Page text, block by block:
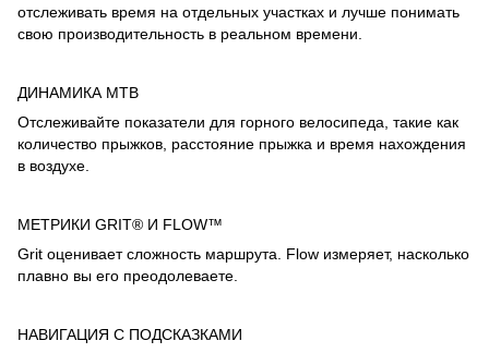
отслеживать время на отдельных участках и лучше понимать
свою производительность в реальном времени.
ДИНАМИКА MTB
Отслеживайте показатели для горного велосипеда, такие как
количество прыжков, расстояние прыжка и время нахождения
в воздухе.
МЕТРИКИ GRIT® И FLOW™
Grit оценивает сложность маршрута. Flow измеряет, насколько
плавно вы его преодолеваете.
НАВИГАЦИЯ С ПОДСКАЗКАМИ